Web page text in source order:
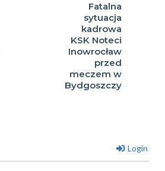
Fatalna
sytuacja
kadrowa
KSK Noteci
Inowrocław
przed
meczem w
Bydgoszczy
Login